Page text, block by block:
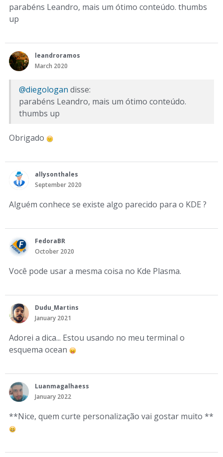
parabéns Leandro, mais um ótimo conteúdo. thumbs
up
leandroramos
March 2020
@diegologan disse:
parabéns Leandro, mais um ótimo conteúdo.
thumbs up
Obrigado
allysonthales
September 2020
Alguém conhece se existe algo parecido para o KDE ?
FedoraBR
October 2020
Você pode usar a mesma coisa no Kde Plasma.
Dudu_Martins
January 2021
Adorei a dica... Estou usando no meu terminal o
esquema ocean
Luanmagalhaess
January 2022
**Nice, quem curte personalização vai gostar muito **